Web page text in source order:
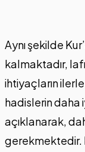
Aynı şekilde
kalmaktadır,
ihtiyaçların
hadislerin daha
açıklanarak,
gerekmektedir.